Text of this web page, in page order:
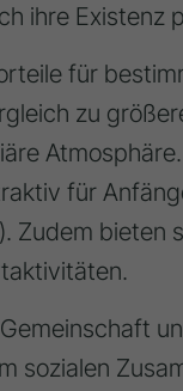
ihre Existenz
für
zu
Atmosphäre
für
. Zudem bieten
.
sozialen